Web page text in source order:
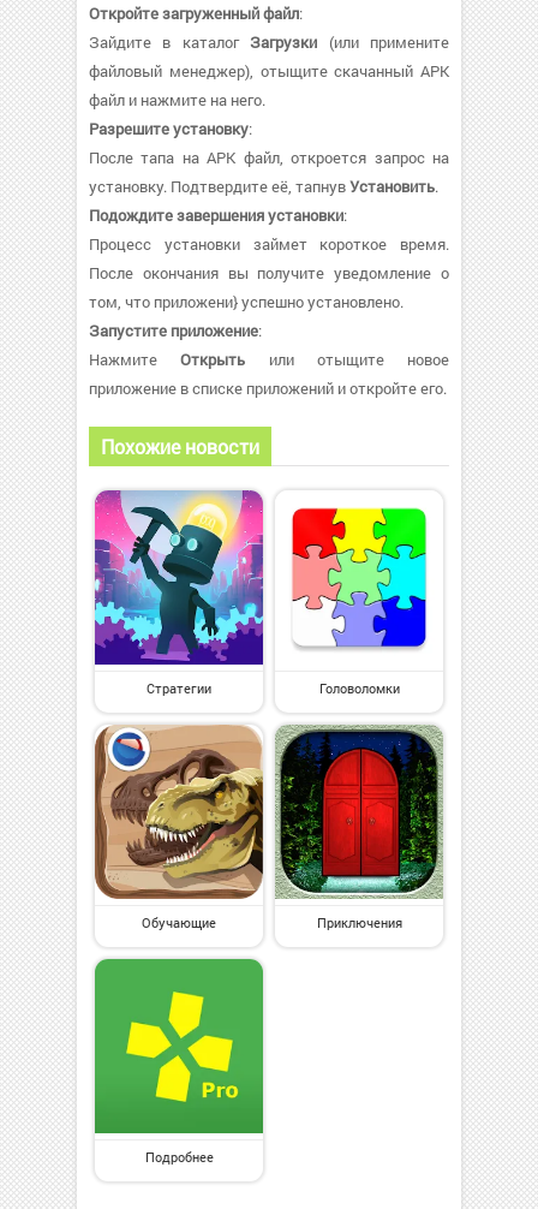
Откройте загруженный файл:
Зайдите в каталогЗагрузки (или примените
файловый менеджер), отыщите скачанный APK
файл и нажмите на него.
Разрешите установку:
После тапа на APK файл, откроется запрос на
установку. Подтвердите её, тапнувУстановить.
Подождите завершения установки:
Процесс установки займет короткое время.
После окончания вы получите уведомление о
том, что приложени} успешно установлено.
Запустите приложение:
НажмитеОткрыть или отыщите новое
приложение в списке приложений и откройте его.
Похожие новости
Стратегии Головоломки
Обучающие Приключения
Подробнее